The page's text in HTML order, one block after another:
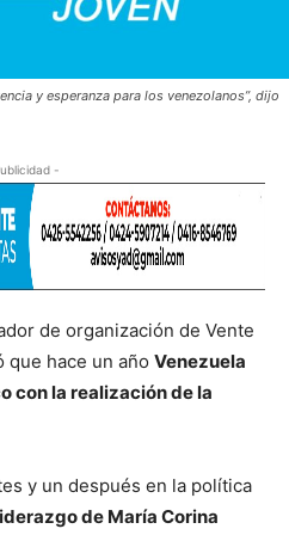
y esperanza para los venezolanos”, dijo
-
de organización de Vente
que hace un año Venezuela
con la realización de la
y un después en la política
de María Corina